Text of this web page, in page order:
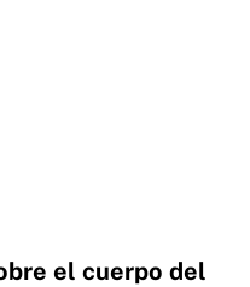
el cuerpo del